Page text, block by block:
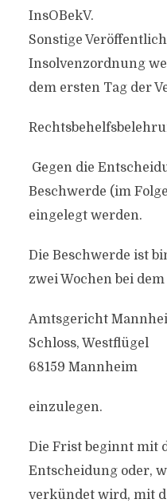
InsOBekV.
Sonstige
Insolvenzordnung
dem ersten Tag der
Gegen die
Beschwerde (im
eingelegt werden.
Die Beschwerde ist
zwei Wochen bei dem
Amtsgericht
Schloss, Westflügel
68159 Mannheim
einzulegen.
Die Frist beginnt mit
Entscheidung oder,
verkündet wird, mit